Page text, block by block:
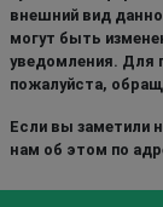
внешний вид
могут быть
уведомления. Для
пожалуйста,
Если вы заметили
нам об этом по